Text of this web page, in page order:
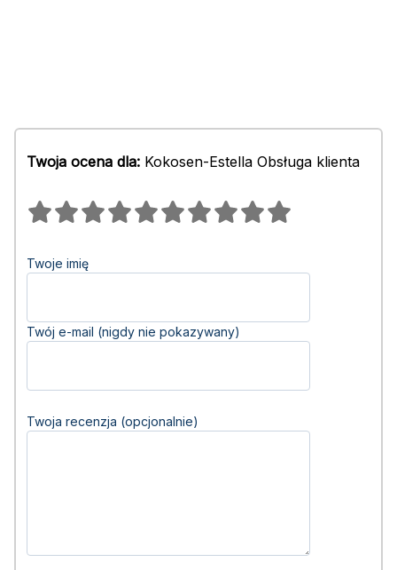
Twoja ocena dla: Kokosen-Estella Obsługa klienta
Twoje imię
Twój e-mail (nigdy nie pokazywany)
Twoja recenzja (opcjonalnie)